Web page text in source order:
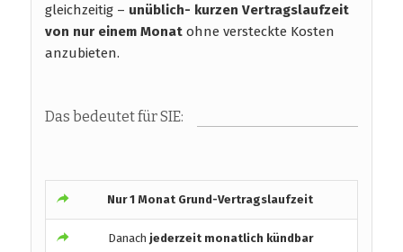
gleichzeitig – unüblich- kurzen Vertragslaufzeit
von nur einem Monat ohne versteckte Kosten
anzubieten.
Das bedeutet für SIE:
Nur 1 Monat Grund-Vertragslaufzeit
Danach jederzeit monatlich kündbar